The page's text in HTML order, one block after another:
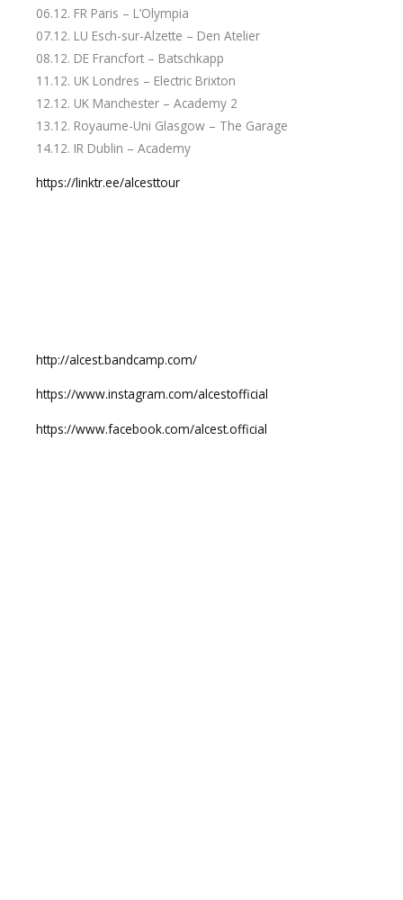
06.12. FR Paris – L’Olympia
07.12. LU Esch-sur-Alzette – Den Atelier
08.12. DE Francfort – Batschkapp
11.12. UK Londres – Electric Brixton
12.12. UK Manchester – Academy 2
13.12. Royaume-Uni Glasgow – The Garage
14.12. IR Dublin – Academy
https://linktr.ee/alcesttour
http://alcest.bandcamp.com/
https://www.instagram.com/alcestofficial
https://www.facebook.com/alcest.official